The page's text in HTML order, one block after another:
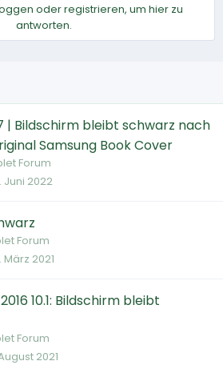
oder registrieren, um hier zu
antworten.
| Bildschirm bleibt schwarz nach
Samsung Book Cover
Forum
Juni 2022
Forum
März 2021
10.1: Bildschirm bleibt
Forum
2021